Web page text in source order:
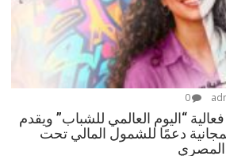
0
“اليوم العالمي للشباب” ويقدم
دعمًا للشمول المالي تحت
المصري